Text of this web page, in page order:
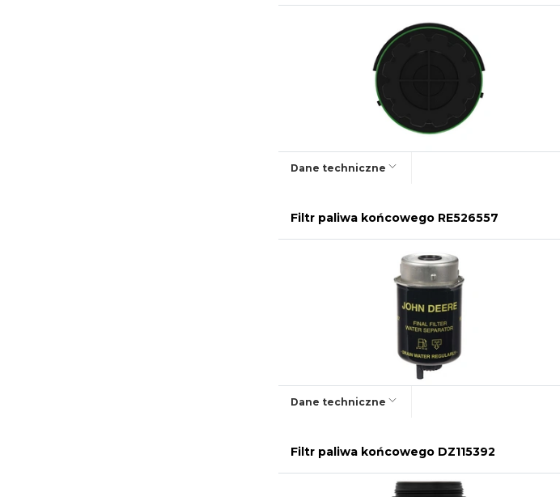
Dane techniczne
Filtr paliwa końcowego RE526557
Dane techniczne
Filtr paliwa końcowego DZ115392